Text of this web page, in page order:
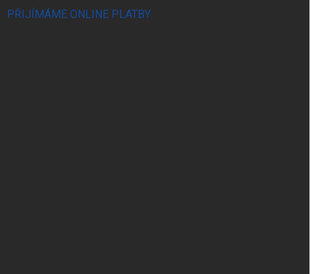
PŘIJÍMÁME ONLINE PLATBY